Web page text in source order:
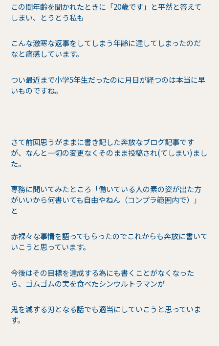
この間年齢を聞かれたときに「20歳です」と平然と答えて
しまい、とうとう私も
こんな激寒な返事をしてしまう年齢に達してしまったのだ
なと痛感しています。
つい最近まで小学5年生だったのに月日が経つのは本当に早
いものですね。
さて前回思うがままに書き記した奔放なブログ記事です
が、なんと一切の変更なくそのまま投稿され(てしまい)まし
た。
専務に聞いてみたところ「働いている人の素の姿が出た方
がいいから何書いても自由やねん（コンプラ範囲内で）」
と
赤裸々な事情を語ってもらったのでこれからも奔放に書いて
いこうと思っています。
今後はその目標を達成する為にも書くことがなくなった
ら、ゴムゴムの実を食べたシンウルトラマンが
鬼を滅する刃となる話でも適当にしていこうと思っていま
す。